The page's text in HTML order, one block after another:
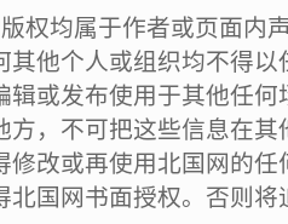
权均属于作者或页面内
其他个人或组织均不得
辑或发布使用于其他任
方，不可把这些信息在
修改或再使用北国网的
北国网书面授权。否则将